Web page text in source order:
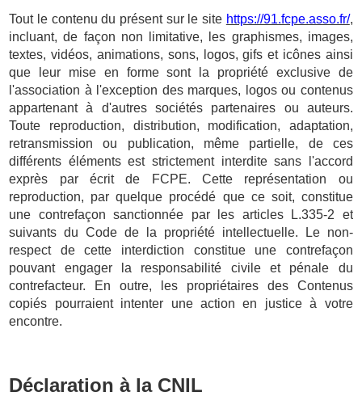
Tout le contenu du présent sur le site https://91.fcpe.asso.fr/,
incluant, de façon non limitative, les graphismes, images,
textes, vidéos, animations, sons, logos, gifs et icônes ainsi
que leur mise en forme sont la propriété exclusive de
l'association à l'exception des marques, logos ou contenus
appartenant à d'autres sociétés partenaires ou auteurs.
Toute reproduction, distribution, modification, adaptation,
retransmission ou publication, même partielle, de ces
différents éléments est strictement interdite sans l'accord
exprès par écrit de FCPE. Cette représentation ou
reproduction, par quelque procédé que ce soit, constitue
une contrefaçon sanctionnée par les articles L.335-2 et
suivants du Code de la propriété intellectuelle. Le non-
respect de cette interdiction constitue une contrefaçon
pouvant engager la responsabilité civile et pénale du
contrefacteur. En outre, les propriétaires des Contenus
copiés pourraient intenter une action en justice à votre
encontre.
Déclaration à la CNIL